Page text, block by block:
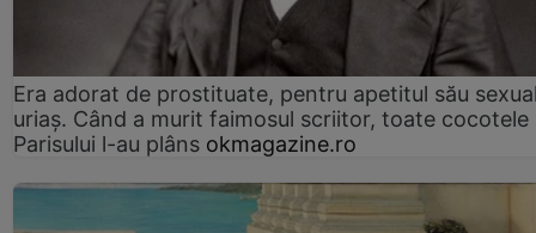
Era adorat de prostituate, pentru apetitul său
uriaș. Când a murit faimosul scriitor, toate cocotele
Parisului l-au plâns okmagazine.ro